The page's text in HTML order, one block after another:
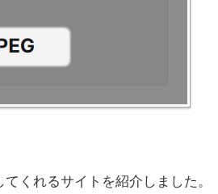
てくれるサイトを紹介しました。